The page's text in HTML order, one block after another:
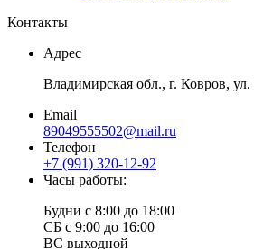
Контакты
Адрес
Владимирская обл., г. Ковров,
Email
89049555502@mail.ru
Телефон
+7 (991) 320-12-92
Часы работы:
Будни с 8:00 до 18:00
СБ с 9:00 до 16:00
ВС выходной